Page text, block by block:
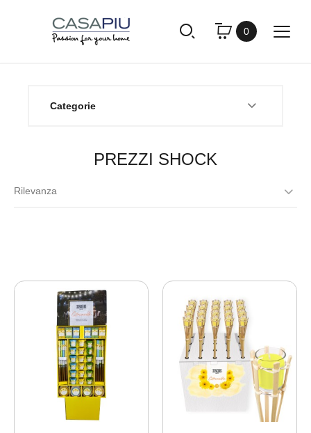
0
Categorie
PREZZI SHOCK
Rilevanza